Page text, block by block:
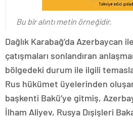
Bu bir alıntı metin örneğidir.
Dağlık Karabağ’da Azerbaycan
çatışmaları sonlandıran
bölgedeki durum ile ilgili
Rus hükümet üyelerinden
başkenti Bakü’ye gitmiş,
İlham Aliyev, Rusya Dışişleri